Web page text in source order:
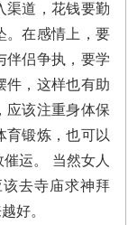
渠道，花钱要勤
。在感情上，要
伴侣争执，要学
件，这样也有助
应该注重身体保
育锻炼，也可以
运。 当然女人
去寺庙求神拜
好。